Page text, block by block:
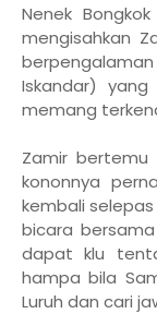
Nenek
mengisahkan
Iskandar) yang
memang
Zamir bertemu
kononnya
kembali
bicara
dapat klu
hampa bila
Luruh dan cari